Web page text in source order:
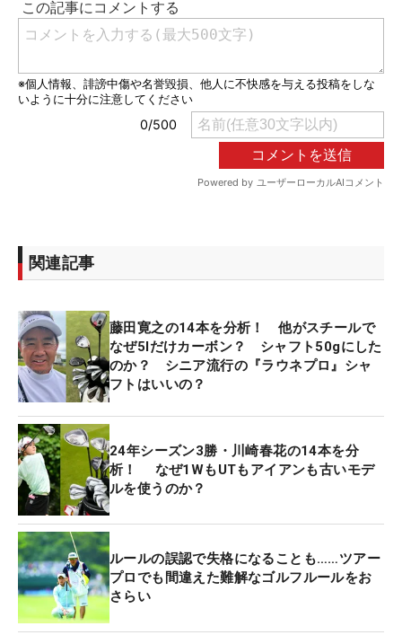
関連記事
藤田寛之の14本を分析！ 他がスチールで
なぜ5Iだけカーボン？ シャフト50gにした
のか？ シニア流行の『ラウネプロ』シャ
フトはいいの？
24年シーズン3勝・川崎春花の14本を分
析！ なぜ1WもUTもアイアンも古いモデ
ルを使うのか？
ルールの誤認で失格になることも……ツアー
プロでも間違えた難解なゴルフルールをお
さらい